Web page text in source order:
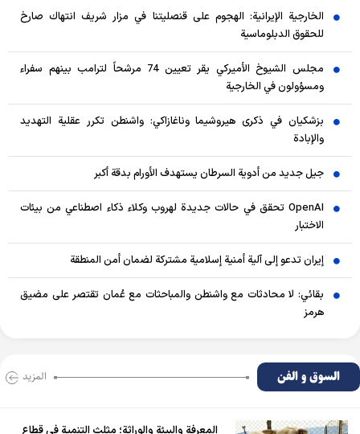
الخارجية الإيرانية: الهجوم على قنصليتنا في مزار شريف انتهاك صارخ
للحقوق الدبلوماسية
مجلس الشيوخ الأميركي يقر تعيين 74 مرشحاً لترامب بينهم سفراء
ومسؤولون في الخارجية
بزشكيان في ذكرى هيروشيما وناغازاكي: واشنطن تكرر عقلية التهديد
والإبادة
جيل جديد من أدوية السرطان يستهدف الأورام بدقة أكبر
OpenAI تحقق في حالات جديدة لهروب وكلاء ذكاء اصطناعي من بيئات
الاختبار
إيران تدعو إلى آلية أمنية إسلامية مشتركة لضمان أمن المنطقة
بقائي: لا محادثات مع واشنطن والمباحثات مع عُمان تقتصر على مضيق
هرمز
السوق و الفن المزید